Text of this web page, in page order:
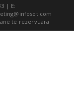
| E:
të rezervuara